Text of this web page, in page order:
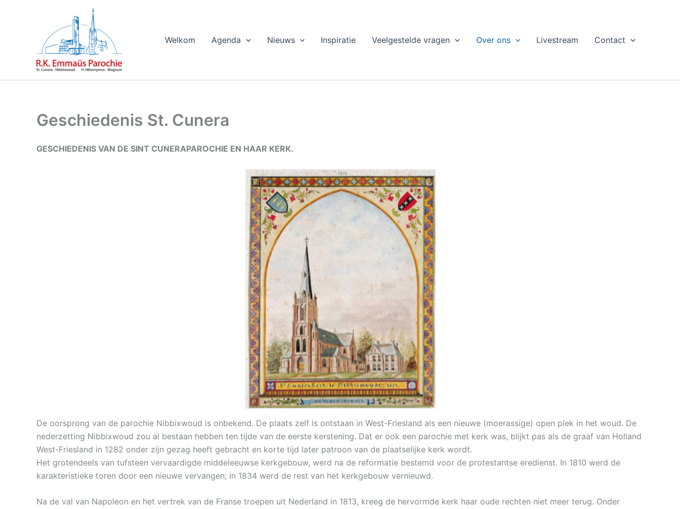
Welkom Agenda Nieuws Inspiratie Veelgestelde vragen Over ons Livestream Contact
Geschiedenis St. Cunera
GESCHIEDENIS VAN DE SINT CUNERAPAROCHIE EN HAAR KERK.
De oorsprong van de parochie Nibbixwoud is onbekend. De plaats zelf is ontstaan in West-Friesland als een nieuwe (moerassige) open plek in het woud. De
nederzetting Nibbixwoud zou al bestaan hebben ten tijde van de eerste kerstening. Dat er ook een parochie met kerk was, blijkt pas als de graaf van Holland
West-Friesland in 1282 onder zijn gezag heeft gebracht en korte tijd later patroon van de plaatselijke kerk wordt.
Het grotendeels van tufsteen vervaardigde middeleeuwse kerkgebouw, werd na de reformatie bestemd voor de protestantse eredienst. In 1810 werd de
karakteristieke toren door een nieuwe vervangen; in 1834 werd de rest van het kerkgebouw vernieuwd.
Na de val van Napoleon en het vertrek van de Franse troepen uit Nederland in 1813, kreeg de hervormde kerk haar oude rechten niet meer terug. Onder